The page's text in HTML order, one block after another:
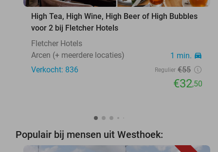
High Tea, High Wine, High Beer of High Bubbles
voor 2 bij Fletcher Hotels
Fletcher Hotels
Arcen (+ meerdere locaties)
1 min. directions_car
Verkocht: 836 Regulier €55
€32,50
Populair bij mensen uit Westhoek: